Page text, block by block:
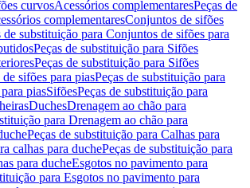
curvosAcessórios complementaresPeças de
complementaresConjuntos de sifões
de substituição para Conjuntos de sifões para
Peças de substituição para Sifões
Peças de substituição para Sifões
sifões para piasPeças de substituição para
piasSifõesPeças de substituição para
DuchesDrenagem ao chão para
para Drenagem ao chão para
Peças de substituição para Calhas para
calhas para duchePeças de substituição para
para ducheEsgotos no pavimento para
para Esgotos no pavimento para